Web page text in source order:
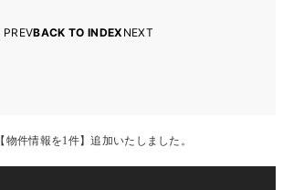
PREVBACK TO INDEX NEXT
【物件情報を1件】追加いたしました。